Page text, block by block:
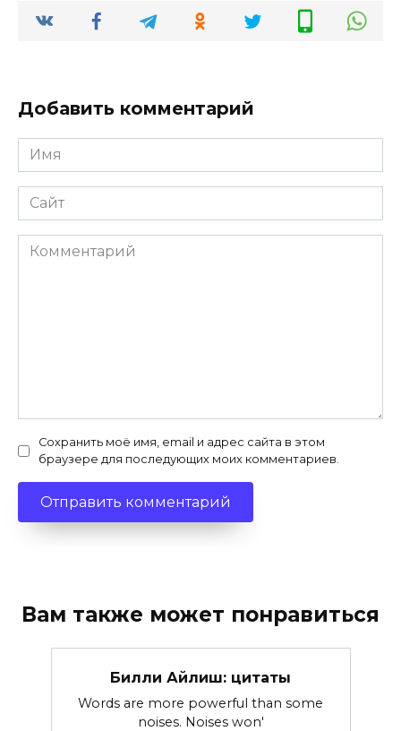
Добавить комментарий
Имя
*
Сайт
Комментарий
Сохранить моё имя, email и адрес сайта в этом
браузере для последующих моих комментариев.
Вам также может понравиться
Билли Айлиш: цитаты
Words are more powerful than some
noises. Noises won'